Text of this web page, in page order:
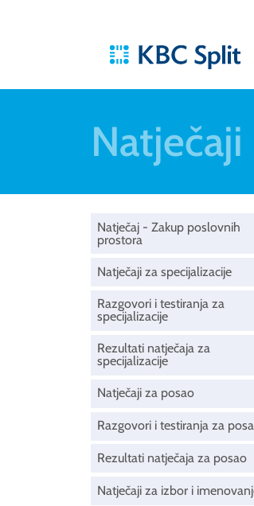
Natječaji
Natječaj - Zakup poslovnih
prostora
Natječaji za specijalizacije
Razgovori i testiranja za
specijalizacije
Rezultati natječaja za
specijalizacije
Natječaji za posao
Razgovori i testiranja za
Rezultati natječaja za posao
Natječaji za izbor i